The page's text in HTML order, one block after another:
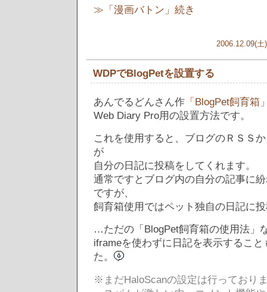
≫「漫画バトン」続き
2006.12.09(土)
WDPでBlogPetを設置する
あんでるどんさん作 「BlogPet飼育箱
Web Diary Pro用の設置方法です。
これを使用すると、ブログのＲＳＳ
が
自分の日記に投稿をしてくれます。
通常ですとブログ内の自分の記事に
ですが、
飼育箱使用ではペット独自の日記に
…ただの「BlogPet飼育箱の使用法」
iframeを使わずに日記を表示するこ
た。
※まだHaloScanの設定は行っており